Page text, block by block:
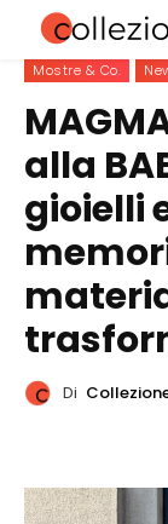
Mostre & Co.
alla
gioielli
Di